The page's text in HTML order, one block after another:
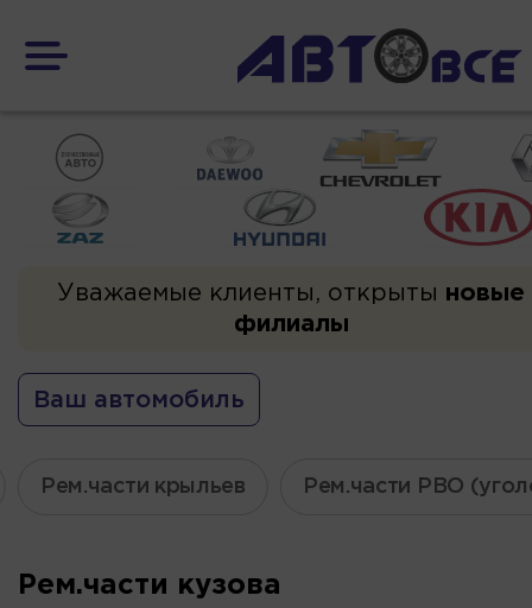
Уважаемые клиенты, открыты новые
филиалы
Ваш автомобиль
Рем.части крыльев Рем.части РВО
Рем.части кузова